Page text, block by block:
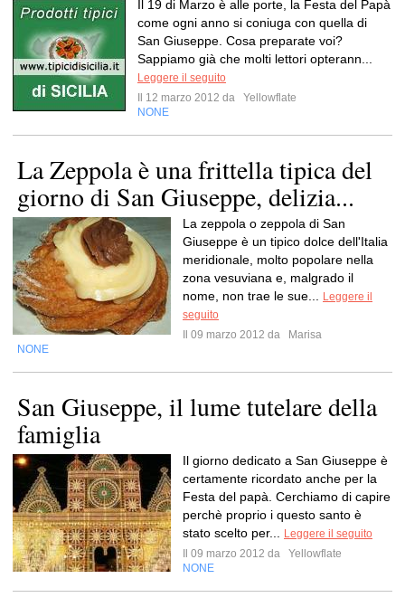
Il 19 di Marzo è alle porte, la Festa del Papà
come ogni anno si coniuga con quella di
San Giuseppe. Cosa preparate voi?
Sappiamo già che molti lettori opterann...
Leggere il seguito
Il 12 marzo 2012 da
Yellowflate
NONE
La Zeppola è una frittella tipica del
giorno di San Giuseppe, delizia...
La zeppola o zeppola di San
Giuseppe è un tipico dolce dell'Italia
meridionale, molto popolare nella
zona vesuviana e, malgrado il
nome, non trae le sue...
Leggere il
seguito
Il 09 marzo 2012 da
Marisa
NONE
San Giuseppe, il lume tutelare della
famiglia
Il giorno dedicato a San Giuseppe è
certamente ricordato anche per la
Festa del papà. Cerchiamo di capire
perchè proprio i questo santo è
stato scelto per...
Leggere il seguito
Il 09 marzo 2012 da
Yellowflate
NONE